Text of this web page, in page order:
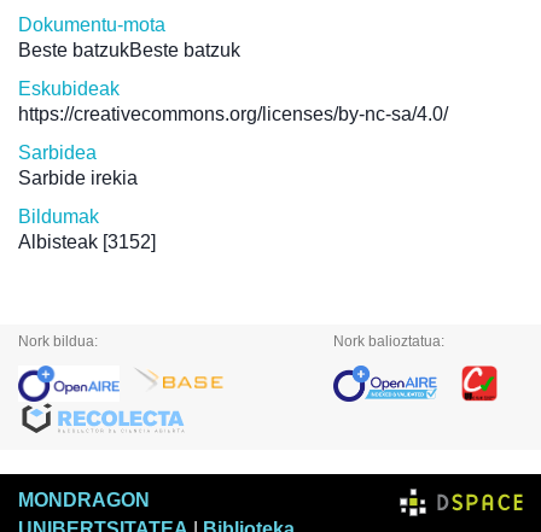
Dokumentu-mota
Beste batzukBeste batzuk
Eskubideak
https://creativecommons.org/licenses/by-nc-sa/4.0/
Sarbidea
Sarbide irekia
Bildumak
Albisteak [3152]
Nork bildua: Nork balioztatua:
MONDRAGON